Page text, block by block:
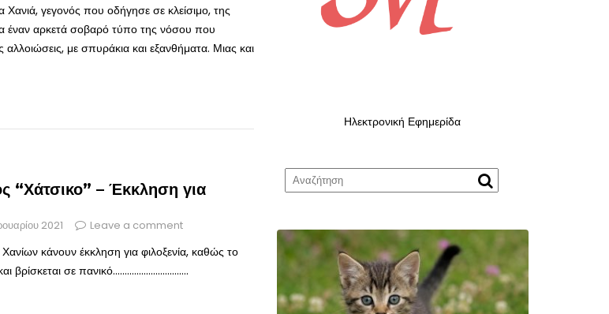
Χανιά, γεγονός που οδήγησε σε κλείσιμο, της
έναν αρκετά σοβαρό τύπο της νόσου που
αλλοιώσεις, με σπυράκια και εξανθήματα. Μιας και
“Χάτσικο” – Έκκληση για
2021 Leave a comment
κάνουν έκκληση για φιλοξενία, καθώς το
βρίσκεται σε πανικό................................
Ηλεκτρονική Εφημερίδα